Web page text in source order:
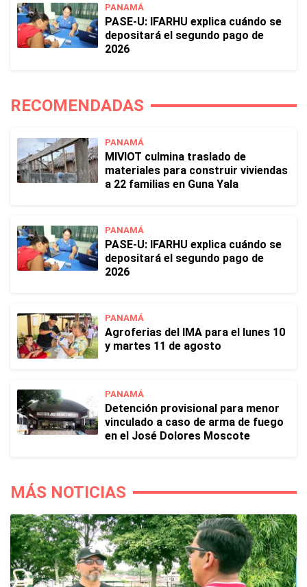
PANAMÁ
PASE-U: IFARHU explica cuándo se
depositará el segundo pago de
2026
RECOMENDADAS
PANAMÁ
MIVIOT culmina traslado de
materiales para construir viviendas
a 22 familias en Guna Yala
PANAMÁ
PASE-U: IFARHU explica cuándo se
depositará el segundo pago de
2026
PANAMÁ
Agroferias del IMA para el lunes 10
y martes 11 de agosto
PANAMÁ
Detención provisional para menor
vinculado a caso de arma de fuego
en el José Dolores Moscote
MÁS NOTICIAS